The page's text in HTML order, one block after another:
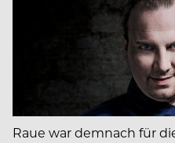
Raue war demnach für